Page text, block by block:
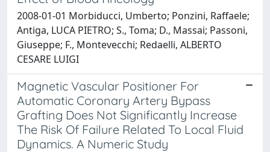
2008-01-01 Morbiducci, Umberto; Ponzini, Raffaele;
Antiga, LUCA PIETRO; S., Toma; D., Massai; Passoni,
Giuseppe; F., Montevecchi; Redaelli, ALBERTO
CESARE LUIGI
Magnetic Vascular Positioner For
Automatic Coronary Artery Bypass
Grafting Does Not Significantly Increase
The Risk Of Failure Related To Local Fluid
Dynamics. A Numeric Study